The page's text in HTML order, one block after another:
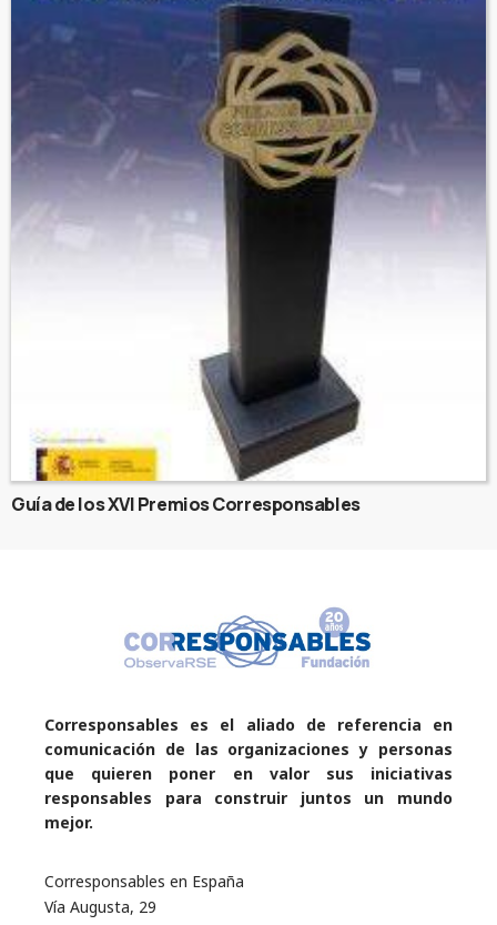
Guía de los XVI Premios Corresponsables
Corresponsables es el aliado de referencia en
comunicación de las organizaciones y personas
que quieren poner en valor sus iniciativas
responsables para construir juntos un mundo
mejor.
Corresponsables en España
Vía Augusta, 29